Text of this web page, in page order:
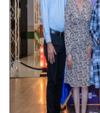
Hipótesis policial
CESDN urge
Candidato a
Digecac realizará
Josefa Castillo: